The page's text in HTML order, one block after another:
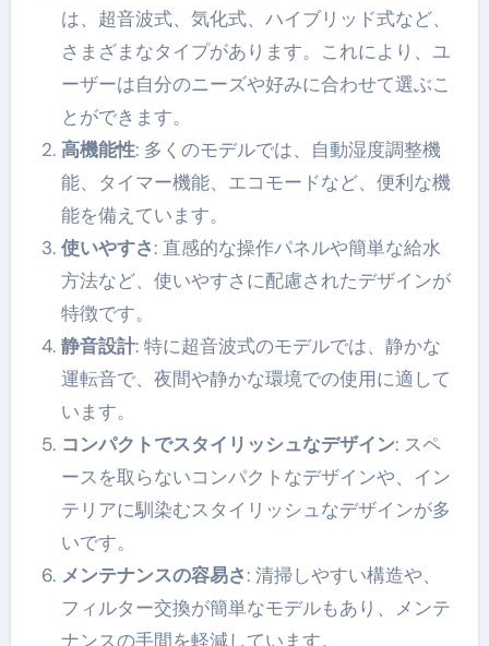
は、超音波式、気化式、ハイブリッド式など、
さまざまなタイプがあります。これにより、ユ
ーザーは自分のニーズや好みに合わせて選ぶこ
とができます。
高機能性: 多くのモデルでは、自動湿度調整機
能、タイマー機能、エコモードなど、便利な機
能を備えています。
使いやすさ: 直感的な操作パネルや簡単な給水
方法など、使いやすさに配慮されたデザインが
特徴です。
静音設計: 特に超音波式のモデルでは、静かな
運転音で、夜間や静かな環境での使用に適して
います。
コンパクトでスタイリッシュなデザイン: スペ
ースを取らないコンパクトなデザインや、イン
テリアに馴染むスタイリッシュなデザインが多
いです。
メンテナンスの容易さ: 清掃しやすい構造や、
フィルター交換が簡単なモデルもあり、メンテ
ナンスの手間を軽減しています。